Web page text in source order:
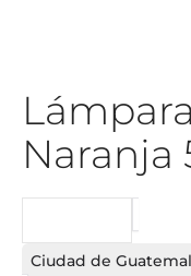
Naranja
Ciudad de